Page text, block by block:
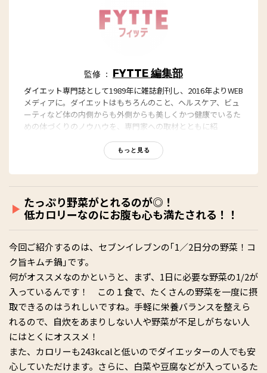
監修 ： FYTTE 編集部
ダイエット専門誌として1989年に雑誌創刊し、2016年よりWEB
メディアに。ダイエットはもちろんのこと、ヘルスケア、ビュ
ーティなど体の内側からも外側からも美しくかつ健康でいるた
めの体づくりのノウハウを、専門家への取材とともに紹
もに、編集部員も自らさまざまなヘルシーネタを日々お試し
もっと見る
たっぷり野菜がとれるのが◎！
低カロリーなのにお腹も心も満たされる！！
今回ご紹介するのは、セブンイレブンの｢1／2日分の野菜！コ
ク旨キムチ鍋｣です。
何がオススメなのかというと、まず、1日に必要な野菜の1/2が
入っているんです！ この１食で、たくさんの野菜を一度に摂
取できるのはうれしいですね。手軽に栄養バランスを整えら
れるので、自炊をあまりしない人や野菜が不足しがちない人
にはとくにオススメ！
また、カロリーも243kcalと低いのでダイエッターの人でも安
心していただけます。さらに、白菜や豆腐などが入っているた